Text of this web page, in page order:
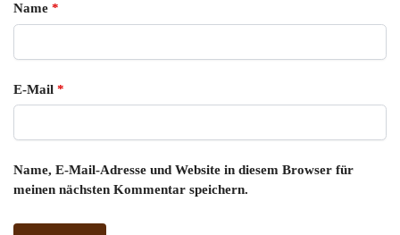
Name *
E-Mail *
Name, E-Mail-Adresse und Website in diesem Browser für
meinen nächsten Kommentar speichern.